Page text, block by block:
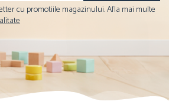
cu promotiile magazinului. Afla mai multe